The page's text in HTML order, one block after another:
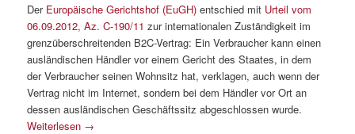
Der Europäische Gerichtshof (EuGH) entschied mit Urteil vom
06.09.2012, Az. C-190/11 zur internationalen Zuständigkeit im
grenzüberschreitenden B2C-Vertrag: Ein Verbraucher kann einen
ausländischen Händler vor einem Gericht des Staates, in dem
der Verbraucher seinen Wohnsitz hat, verklagen, auch wenn der
Vertrag nicht im Internet, sondern bei dem Händler vor Ort an
dessen ausländischen Geschäftssitz abgeschlossen wurde.
Weiterlesen →